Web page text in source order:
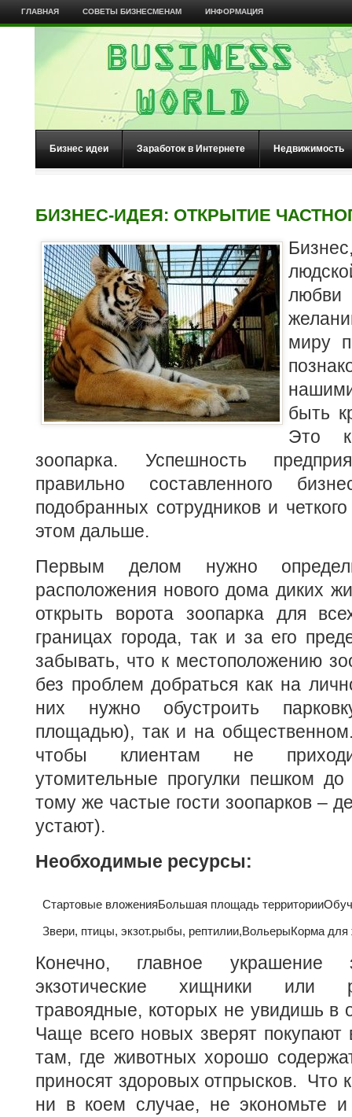
ГЛАВНАЯ СОВЕТЫ БИЗНЕСМЕНАМ ИНФОРМАЦИЯ
Бизнес идеи Заработок в Интернете Недвижимость
БИЗНЕС-ИДЕЯ: ОТКРЫТИЕ
миру
быть
Это
зоопарка. Успешность
правильно составленного
подобранных сотрудников и
этом дальше.
Первым делом нужно
расположения нового дома диких
открыть ворота зоопарка для
границах города, так и за его
забывать, что к местоположению
без проблем добраться как на
них нужно обустроить
площадью), так и на
чтобы клиентам не
утомительные прогулки пешком до
тому же частые гости зоопарков –
устают).
Необходимые ресурсы:
Стартовые вложенияБольшая площадь территории
Звери, птицы, экзот.рыбы, рептилии,ВольерыКорма для
Конечно, главное
экзотические хищники или
травоядные, которых не увидишь в
Чаще всего новых зверят покупают
там, где животных хорошо
приносят здоровых отпрысков. Что
ни в коем случае, не экономьте